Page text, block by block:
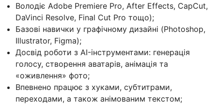
Володіє Adobe Premiere Pro, After Effects, CapCut,
DaVinci Resolve, Final Cut Pro тощо);
Базові навички у графічному дизайні (Photoshop,
Illustrator, Figma);
Досвід роботи з AI-інструментами: генерація
голосу, створення аватарів, анімація та
«оживлення» фото;
Впевнено працює з хуками, субтитрами,
переходами, а також анімованим текстом;